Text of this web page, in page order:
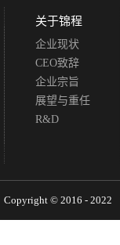
关于锦程
企业现状
CEO致辞
企业宗旨
展望与重任
R&D
Copyright © 2016 - 2022